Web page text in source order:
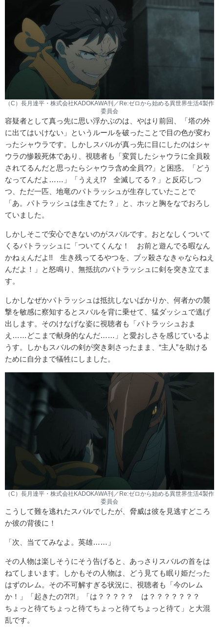
（C）長月達平・株式会社KADOKAWA刊／Re:ゼロから始める異世界生活4製作
委員会
容疑者として真っ先に思い浮かぶのは、やはり前回、「塔の外
に出てはいけない」というルールを破ったことで目の色が変わ
ったシャウラです。しかしスバルが真っ先に目にしたのはシャ
ウラの惨殺死体であり、視聴者も「変質したシャウラに全員殺
されてるんだと思ったらシャウラ含め全員??」と困惑。「どう
なってんだよ……」「うええ!? 全滅してる？」と反応しつ
つ、ただ一匹、地竜のパトラッシュが生存していたことで
「あ。パトラッシュは生きてた？」と、ホッと胸をなでおろし
ていました。
しかしそこで安心できないのがスバルです。おとなしくついて
くるパトラッシュに「ついてくんな！ お前と遊んでる暇なん
かねぇんだよ!! 生き残ってるやつを、ブッ殺さなきゃならねえ
んだよ！」と怒鳴り、無抵抗のパトラッシュに剣を突き立てま
す。
しかしなぜかパトラッシュは抵抗しないばかりか、何者かの襲
撃を敏感に察知するとスバルを背に乗せて、猛ダッシュで逃げ
出します。そのけなげな姿に視聴者も「パトラッシュおま
え……どこまで献身的なんだ……」と愛おしさを感じているよ
うす。しかもスバルの剣が突き刺さったまま、“主人”を助ける
ために自分まで犠牲にしました。
（C）長月達平・株式会社KADOKAWA刊／Re:ゼロから始める異世界生活4製作
委員会
こうして難を逃れたスバルでしたが、脅威は彼を見逃すどころ
か彼の背後に！
「次、当ててみなよ。英雄……」
その人物は楽しそうにそう告げると、あっさりスバルの首をは
ねてしまいます。しかもその人物は、どう見ても眠り姫だった
はずのレム。その不可解すぎる状況に、視聴者も「今のレム
か！」「起きたの?!?!」「は？？？？？ は？？？？？？？
ちょっと待てちょっと待てちょっと待てちょっと待て」と大混
乱です。